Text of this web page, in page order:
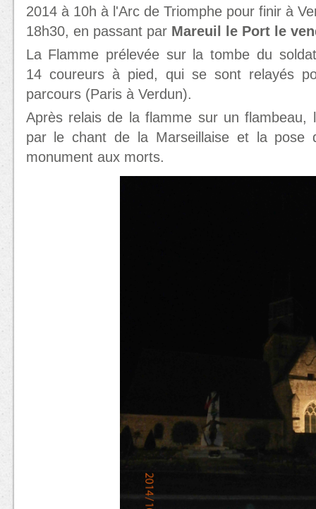
2014 à 10h à l'Arc de Triomphe pour finir à
18h30, en passant par Mareuil le Port le
La Flamme prélevée sur la tombe du
14 coureurs à pied, qui se sont relayés
parcours (Paris à Verdun).
Après relais de la flamme sur un flambeau,
par le chant de la Marseillaise et la pose
monument aux morts.